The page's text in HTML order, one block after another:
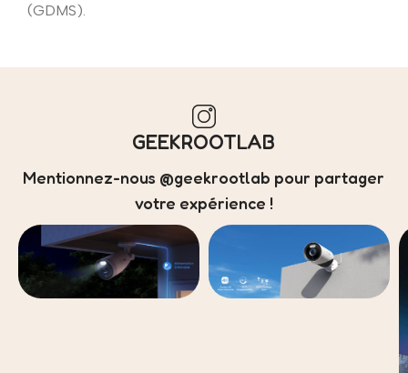
(GDMS).
GEEKROOTLAB
Mentionnez-nous @geekrootlab pour partager
votre expérience !